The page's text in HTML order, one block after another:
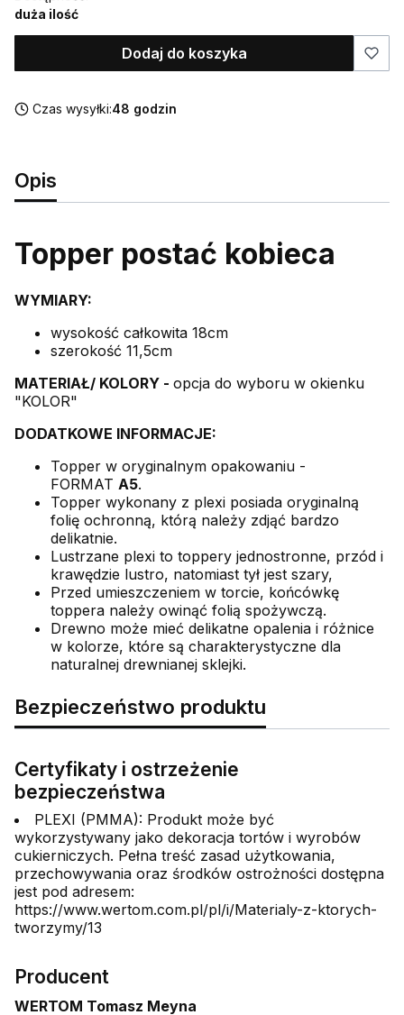
duża ilość
Dodaj do koszyka
Czas wysyłki:48 godzin
Opis
Topper postać kobieca
WYMIARY:
wysokość całkowita 18cm
szerokość 11,5cm
MATERIAŁ/ KOLORY - opcja do wyboru w okienku
"KOLOR"
DODATKOWE INFORMACJE:
Topper w oryginalnym opakowaniu -
FORMAT A5.
Topper wykonany z plexi posiada oryginalną
folię ochronną, którą należy zdjąć bardzo
delikatnie.
Lustrzane plexi to toppery jednostronne, przód i
krawędzie lustro, natomiast tył jest szary,
Przed umieszczeniem w torcie, końcówkę
toppera należy owinąć folią spożywczą.
Drewno może mieć delikatne opalenia i różnice
w kolorze, które są charakterystyczne dla
naturalnej drewnianej sklejki.
Bezpieczeństwo produktu
Certyfikaty i ostrzeżenie
bezpieczeństwa
PLEXI (PMMA): Produkt może być
wykorzystywany jako dekoracja tortów i wyrobów
cukierniczych. Pełna treść zasad użytkowania,
przechowywania oraz środków ostrożności dostępna
jest pod adresem:
https://www.wertom.com.pl/pl/i/Materialy-z-ktorych-
tworzymy/13
Producent
WERTOM Tomasz Meyna